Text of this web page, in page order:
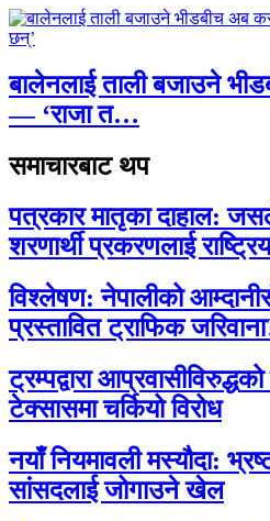
बालेनलाई ताली बजाउने
— ‘राजा त…
समाचारबाट थप
पत्रकार मातृका दाहाल:
शरणार्थी प्रकरणलाई
विश्लेषण: नेपालीको
प्रस्तावित ट्राफिक
ट्रम्पद्वारा
टेक्सासमा चर्कियो विरोध
नयाँ नियमावली मस्यौदा:
सांसदलाई जोगाउने खेल